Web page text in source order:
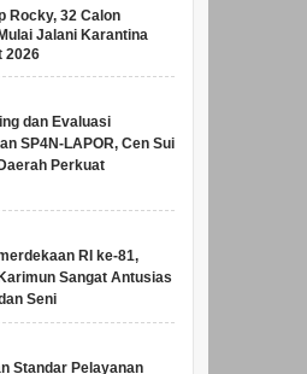
Rocky, 32 Calon
Jalani Karantina
2026
dan Evaluasi
SP4N-LAPOR, Cen Sui
Perkuat
RI ke-81,
Sangat Antusias
Seni
Standar Pelayanan